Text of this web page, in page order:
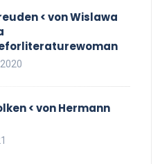
< von Wislawa
< von Hermann